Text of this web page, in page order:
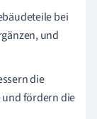
bei
und
die
fördern die